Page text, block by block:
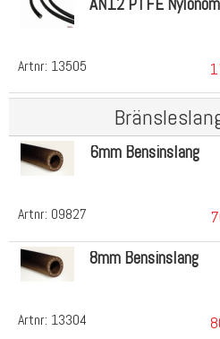
Artnr: 13505
Artnr: 09827
6mm Bensinslang
Artnr: 13304
8mm Bensinslang